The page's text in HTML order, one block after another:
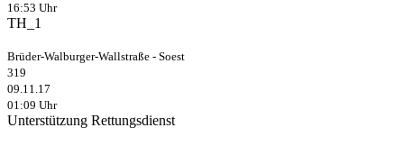
16:53 Uhr
TH_1
Brüder-Walburger-Wallstraße - Soest
319
09.11.17
01:09 Uhr
Unterstützung Rettungsdienst